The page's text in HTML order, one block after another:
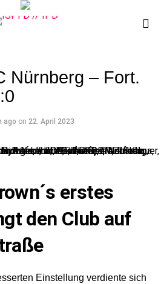
Nürnberg – Fort.
ago on 22. April 2023
erstes
den Club auf
Einstellung verdiente sich